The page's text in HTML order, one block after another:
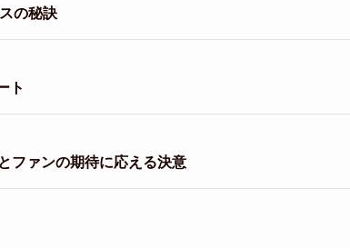
の秘訣
ト
ファンの期待に応える決意